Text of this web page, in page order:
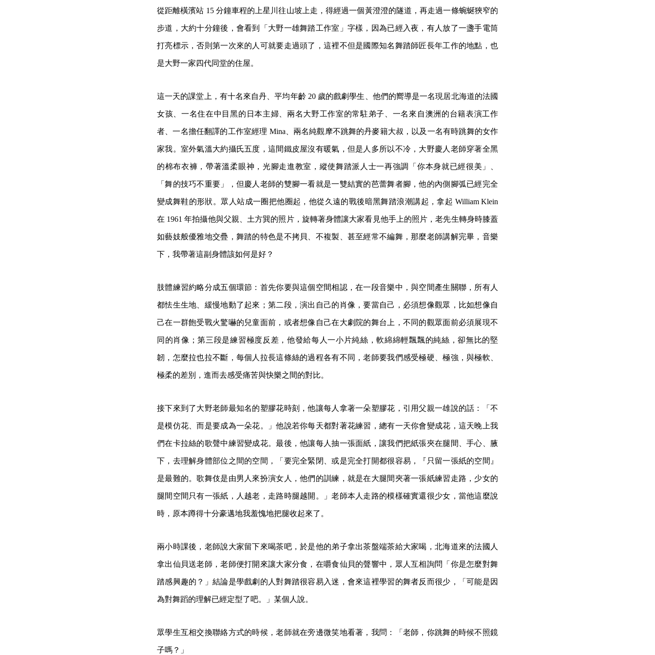
從距離橫濱站 15 分鐘車程的上星川往山坡上走，得經過一個黃澄澄的隧道，再走過一條蜿蜒狹窄的
步道，大約十分鐘後，會看到「大野一雄舞踏工作室」字樣，因為已經入夜，有人放了一盞手電筒
打亮標示，否則第一次來的人可就要走過頭了，這裡不但是國際知名舞踏師匠長年工作的地點，也
是大野一家四代同堂的住屋。
這一天的課堂上，有十名來自丹、平均年齡 20 歲的戲劇學生、他們的嚮導是一名現居北海道的法國
女孩、一名住在中目黑的日本主婦、兩名大野工作室的常駐弟子、一名來自澳洲的台籍表演工作
者、一名擔任翻譯的工作室經理 Mina、兩名純觀摩不跳舞的丹麥籍大叔，以及一名有時跳舞的女作
家我。室外氣溫大約攝氏五度，這間鐵皮屋沒有暖氣，但是人多所以不冷，大野慶人老師穿著全黑
的棉布衣褲，帶著溫柔眼神，光腳走進教室，縱使舞踏派人士一再強調「你本身就已經很美」、
「舞的技巧不重要」，但慶人老師的雙腳一看就是一雙結實的芭蕾舞者腳，他的內側腳弧已經完全
變成舞鞋的形狀。眾人站成一圈把他圈起，他從久遠的戰後暗黑舞踏浪潮講起，拿起 William Klein
在 1961 年拍攝他與父親、土方巽的照片，旋轉著身體讓大家看見他手上的照片，老先生轉身時膝蓋
如藝妓般優雅地交疊，舞踏的特色是不拷貝、不複製、甚至經常不編舞，那麼老師講解完畢，音樂
下，我帶著這副身體該如何是好？
肢體練習約略分成五個環節：首先你要與這個空間相認，在一段音樂中，與空間產生關聯，所有人
都怯生生地、緩慢地動了起來；第二段，演出自己的肖像，要當自己，必須想像觀眾，比如想像自
己在一群飽受戰火驚嚇的兒童面前，或者想像自己在大劇院的舞台上，不同的觀眾面前必須展現不
同的肖像；第三段是練習極度反差，他發給每人一小片純絲，軟綿綿輕飄飄的純絲，卻無比的堅
韌，怎麼拉也拉不斷，每個人拉長這條絲的過程各有不同，老師要我們感受極硬、極強，與極軟、
極柔的差別，進而去感受痛苦與快樂之間的對比。
接下來到了大野老師最知名的塑膠花時刻，他讓每人拿著一朵塑膠花，引用父親一雄說的話：「不
是模仿花、而是要成為一朵花。」他說若你每天都對著花練習，總有一天你會變成花，這天晚上我
們在卡拉絲的歌聲中練習變成花。最後，他讓每人抽一張面紙，讓我們把紙張夾在腿間、手心、腋
下，去理解身體部位之間的空間，「要完全緊閉、或是完全打開都很容易，『只留一張紙的空間』
是最難的。歌舞伎是由男人來扮演女人，他們的訓練，就是在大腿間夾著一張紙練習走路，少女的
腿間空間只有一張紙，人越老，走路時腿越開。」老師本人走路的模樣確實還很少女，當他這麼說
時，原本蹲得十分豪邁地我羞愧地把腿收起來了。
兩小時課後，老師說大家留下來喝茶吧，於是他的弟子拿出茶盤端茶給大家喝，北海道來的法國人
拿出仙貝送老師，老師便打開來讓大家分食，在嚼食仙貝的聲響中，眾人互相詢問「你是怎麼對舞
踏感興趣的？」結論是學戲劇的人對舞踏很容易入迷，會來這裡學習的舞者反而很少，「可能是因
為對舞蹈的理解已經定型了吧。」某個人說。
眾學生互相交換聯絡方式的時候，老師就在旁邊微笑地看著，我問：「老師，你跳舞的時候不照鏡
子嗎？」